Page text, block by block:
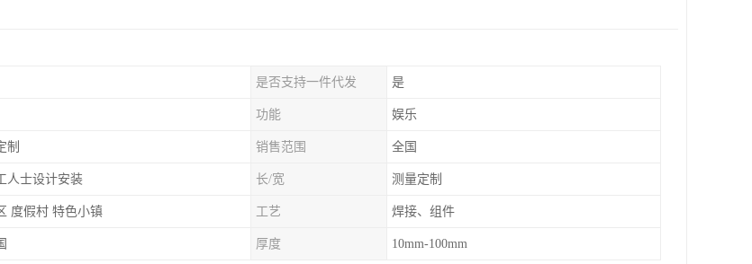
是否支持一件代发 是
功能 娱乐
制 销售范围 全国
人士设计安装 长/宽 测量定制
度假村 特色小镇 工艺 焊接、组件
厚度 10mm-100mm